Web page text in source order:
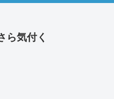
ら気付く